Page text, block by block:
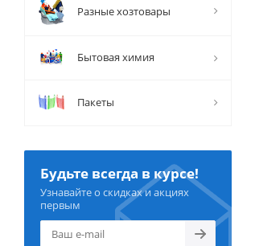
Разные хозтовары
Бытовая химия
Пакеты
Будьте всегда в курсе!
Узнавайте о скидках и акциях
первым